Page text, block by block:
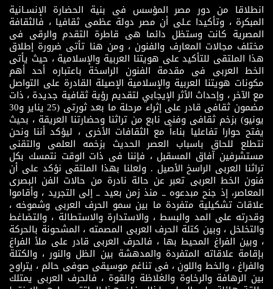
انطلاقا من دور مصر المؤسس فى بنية الحضارة الإنسـانية
المبكرة ، وتأكيدا عـلى أن مصر دولة عظمى ثقافيا ، فالثقافة
المصرية كانت وستظل دائما هى قاطرة التقدم والرقى فى
مختلف مجالات المعارف والفنون ، ومن هنا تأتى ضرورة إطلاق
هذا الملتقى للتأكيد على هويتنا العربية والإسلامية ، حيث يأتى
الخط العربى فى مقدمة الفنون الراسخة باعتباره أحد أهم
مكونات هويتنا العربية والإسلامية الإصيلة القادرة على التواصل
مع الآخر ، وإحداث الأثر الإيجابي لتقديم رؤية ثقافية جديدة ، ذات
مضمون ثقافى قادر على إثراء مرحلة ما بعد ثورتى (25 يناير و30
يونيو) بزخم ثقافى وفنى نابع من تراثنا وحضارتنا العريقة ، بحيث
يفتح حوارا تفاعليا بناءاً مع الثقافات الأخرى ، ليؤكد أننا ونحن
نتطلع للحاق باسباب العصر الحديث بزخمه العلمى والتقنى
مستشرفين آفاق المسقبل ، فإننا فى ذات الوقت نتمسك بكل
تراثنا العربى الراسخ الأصيل . ولعلنا بهذا الملتقى نؤكد على أن
فنون الخط العربى تعبر عن حالة نادرة من حالات الفن البصرى
المعاصر، إذ جنح مبدعوه ــ منذ زمن بعيد ــ إلى التجريد ، وأقاموا
علاقات تشكيلية متفردة ما بين سمو الحرف العربى وشموخه ،
وقدرته على المد والبسط ، والاستدارة والاستطالة ، والتضاغط
والتخلخل ، وبين كتلة الحرف العربى المصمته ، المشحونة بالحركة
، وبين الفراغ المحيط بها ، فالحرف العربى قادر على ملأ الفراغ
بإقامة علاقاته المتفردة والمدهشة بين الظل والنور ، والكتلة
والفراغ ، والخط واللون ، فى تناغم موسيقى صوفى حالم ، يتراوح
بين الرهافة والرخاوة والغلاظة والقوة ، فالحرف العربى يمتلك